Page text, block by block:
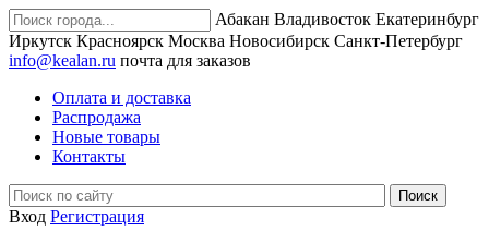
Абакан Владивосток Екатеринбург
Иркутск Красноярск Москва Новосибирск Санкт-Петербург
info@kealan.ru почта для заказов
Оплата и доставка
Распродажа
Новые товары
Контакты
Вход Регистрация